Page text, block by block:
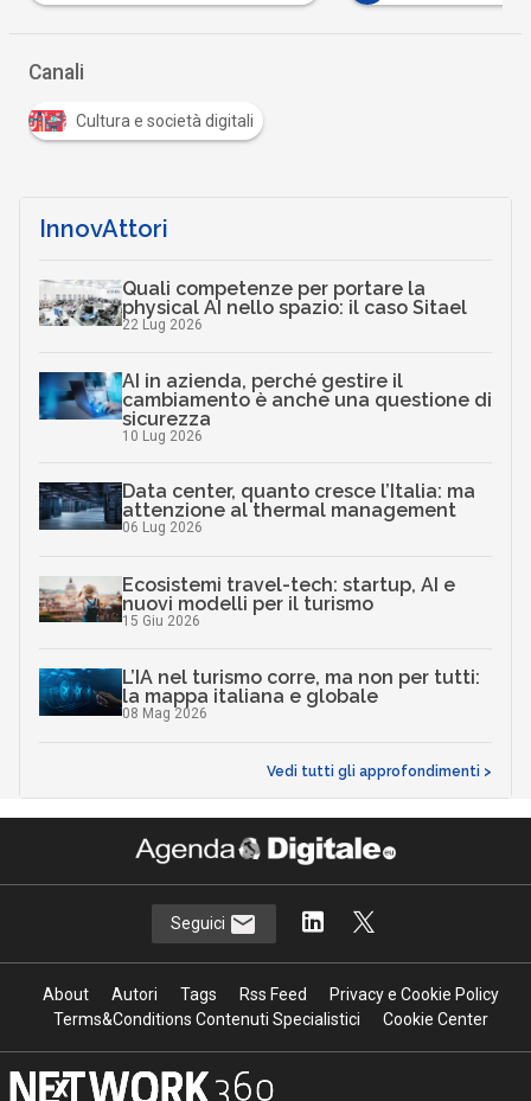
Canali
Cultura e società digitali
InnovAttori
Quali competenze per portare la
physical AI nello spazio: il caso Sitael
22 Lug 2026
AI in azienda, perché gestire il
cambiamento è anche una questione di
sicurezza
10 Lug 2026
Data center, quanto cresce l’Italia: ma
attenzione al thermal management
06 Lug 2026
Ecosistemi travel-tech: startup, AI e
nuovi modelli per il turismo
15 Giu 2026
L’IA nel turismo corre, ma non per tutti:
la mappa italiana e globale
08 Mag 2026
Vedi tutti gli approfondimenti >
Seguici
About Autori Tags Rss Feed
Privacy e Cookie Policy
Terms&Conditions Contenuti Specialistici
Cookie Center